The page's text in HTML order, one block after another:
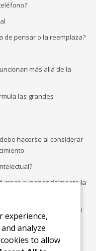
de pensar o la reemplaza?
más allá de la
las grandes
hacerse al considerar
crece exponencialmente la
para los canales. La
experience,
analyze
to allow